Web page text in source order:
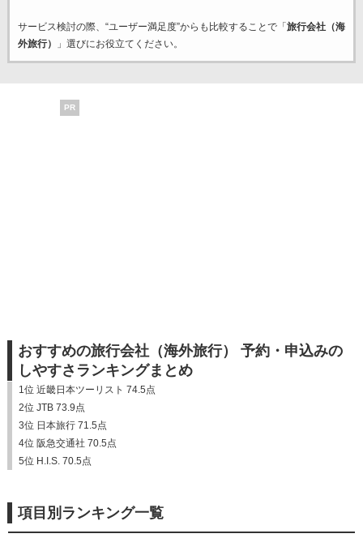
サービス検討の際、“ユーザー満足度”からも比較することで「 旅行会社（海
外旅行）
」選びにお役立てください。
PR
おすすめの旅行会社（海外旅行） 予約・申込みの
しやすさランキングまとめ
1位 近畿日本ツーリスト 74.5点
2位 JTB 73.9点
3位 日本旅行 71.5点
4位 阪急交通社 70.5点
5位 H.I.S. 70.5点
項目別ランキング一覧